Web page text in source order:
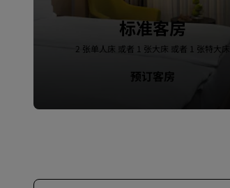
标准客房
2 张单人床 或者 1 张大床 或者 1 张特大床
预订客房